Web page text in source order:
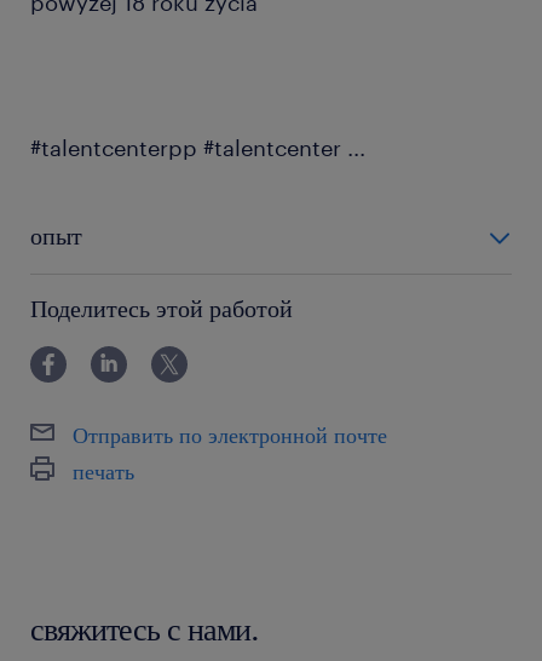
#talentcenterpp #talentcenter ...
опыт
Поделитесь этой работой
Отправить по электронной почте
печать
свяжитесь с нами.